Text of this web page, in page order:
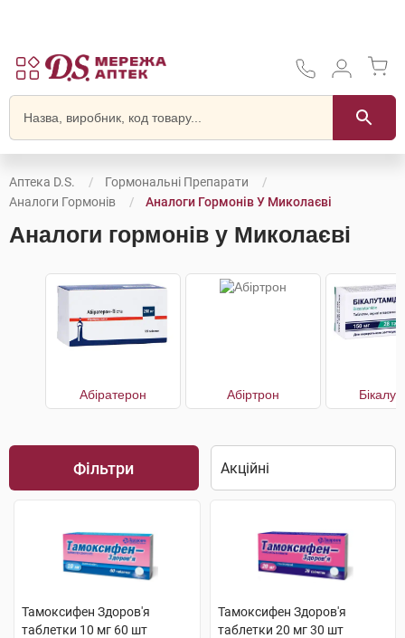
Аптека D.S.
Гормональні Препарати
Аналоги Гормонів
Аналоги Гормонів У Миколаєві
Аналоги гормонів у Миколаєві
Абіратерон Абіртрон
Фільтри
Тамоксифен Здоров'я
таблетки 10 мг 60 шт
Тамоксифен Здоров'я
таблетки 20 мг 30 шт